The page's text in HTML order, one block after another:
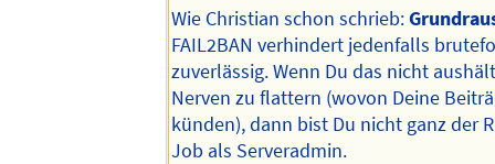
Wie Christian schon schrieb:
FAIL2BAN verhindert jedenfalls
zuverlässig. Wenn Du das nicht
Nerven zu flattern (wovon Deine
künden), dann bist Du nicht ganz der
Job als Serveradmin.